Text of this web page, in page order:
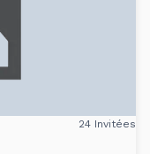
24 Invitées